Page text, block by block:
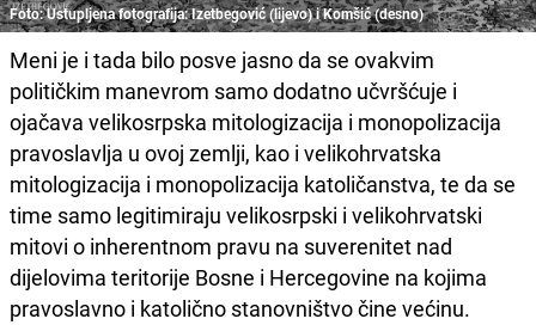
Foto: Ustupljena fotografija: Izetbegović (lijevo) i Komšić (desno)
Meni je i tada bilo posve jasno da se ovakvim
političkim manevrom samo dodatno učvršćuje i
ojačava velikosrpska mitologizacija i monopolizacija
pravoslavlja u ovoj zemlji, kao i velikohrvatska
mitologizacija i monopolizacija katoličanstva, te da se
time samo legitimiraju velikosrpski i velikohrvatski
mitovi o inherentnom pravu na suverenitet nad
dijelovima teritorije Bosne i Hercegovine na kojima
pravoslavno i katolično stanovništvo čine većinu.